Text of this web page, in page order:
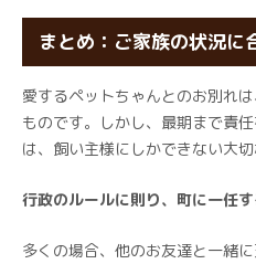
まとめ：ご家族の状況に
愛するペットちゃんとのお別れ
ものです。しかし、最期まで責
は、飼い主様にしかできない大切
行政のルールに則り、町に一任す
多くの場合、他のお友達と一緒